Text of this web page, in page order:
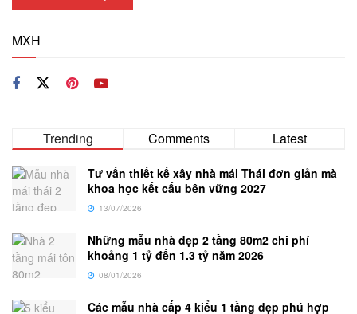
MXH
Trending Comments Latest
Tư vấn thiết kế xây nhà mái Thái đơn giản mà
khoa học kết cấu bền vững 2027
13/07/2026
Những mẫu nhà đẹp 2 tầng 80m2 chi phí
khoảng 1 tỷ đến 1.3 tỷ năm 2026
08/01/2026
Các mẫu nhà cấp 4 kiểu 1 tầng đẹp phú hợp